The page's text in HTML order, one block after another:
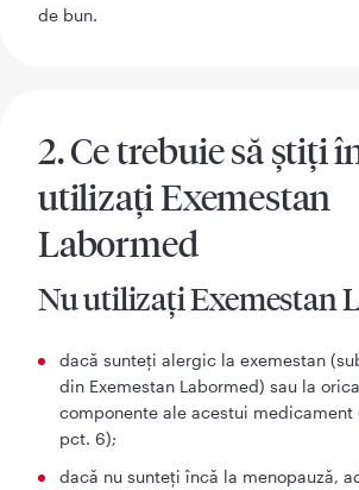
de bun.
2. Ce trebuie să știți
utilizați Exemestan
Labormed
Nu utilizați Exemestan
dacă sunteţi alergic la exemestan
din Exemestan Labormed) sau la
componente ale acestui medicament
pct. 6);
dacă nu sunteţi încă la menopauză,